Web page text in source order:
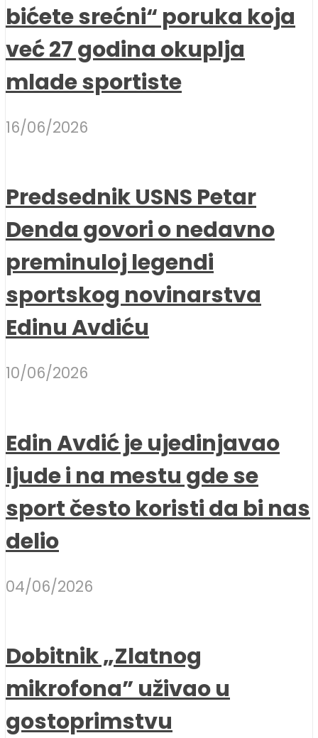
bićete srećni“ poruka koja
već 27 godina okuplja
mlade sportiste
16/06/2026
Predsednik USNS Petar
Denda govori o nedavno
preminuloj legendi
sportskog novinarstva
Edinu Avdiću
10/06/2026
Edin Avdić je ujedinjavao
ljude i na mestu gde se
sport često koristi da bi nas
delio
04/06/2026
Dobitnik „Zlatnog
mikrofona” uživao u
gostoprimstvu